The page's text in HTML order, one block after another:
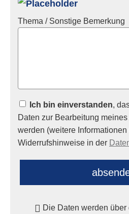
Thema / Sonstige Bemerkung
Ich bin einverstanden,
Daten zur Bearbeitung
werden (weitere Informationen
Widerrufshinweise in der
Die Daten werden